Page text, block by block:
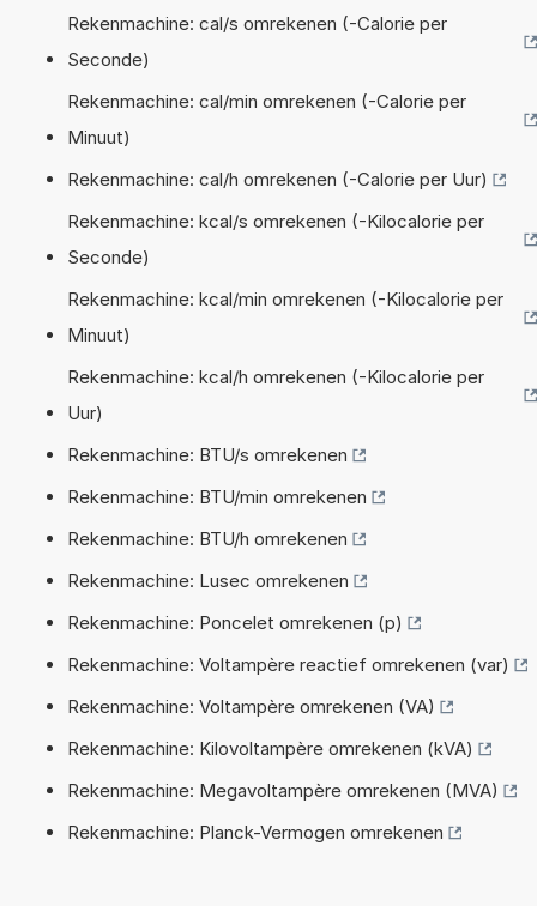
Rekenmachine: cal/s omrekenen (-Calorie per
Seconde)
Rekenmachine: cal/min omrekenen (-Calorie per
Minuut)
Rekenmachine: cal/h omrekenen (-Calorie per Uur)
Rekenmachine: kcal/s omrekenen (-Kilocalorie per
Seconde)
Rekenmachine: kcal/min omrekenen (-Kilocalorie per
Minuut)
Rekenmachine: kcal/h omrekenen (-Kilocalorie per
Uur)
Rekenmachine: BTU/s omrekenen
Rekenmachine: BTU/min omrekenen
Rekenmachine: BTU/h omrekenen
Rekenmachine: Lusec omrekenen
Rekenmachine: Poncelet omrekenen (p)
Rekenmachine: Voltampère reactief omrekenen (var)
Rekenmachine: Voltampère omrekenen (VA)
Rekenmachine: Kilovoltampère omrekenen (kVA)
Rekenmachine: Megavoltampère omrekenen (MVA)
Rekenmachine: Planck-Vermogen omrekenen